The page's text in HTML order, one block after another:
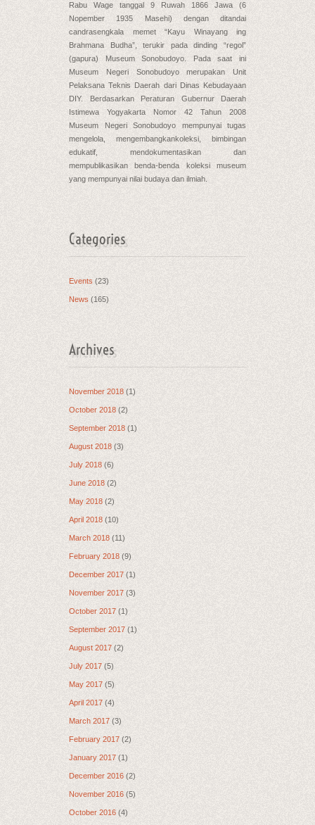
Rabu Wage tanggal 9 Ruwah 1866 Jawa (6
Nopember 1935 Masehi) dengan ditandai
candrasengkala memet “Kayu Winayang ing
Brahmana Budha”, terukir pada dinding “regol”
(gapura) Museum Sonobudoyo. Pada saat ini
Museum Negeri Sonobudoyo merupakan Unit
Pelaksana Teknis Daerah dari Dinas Kebudayaan
DIY. Berdasarkan Peraturan Gubernur Daerah
Istimewa Yogyakarta Nomor 42 Tahun 2008
Museum Negeri Sonobudoyo mempunyai tugas
mengelola, mengembangkankoleksi, bimbingan
edukatif, mendokumentasikan dan
mempublikasikan benda-benda koleksi museum
yang mempunyai nilai budaya dan ilmiah.
Categories
Events (23)
News (165)
Archives
November 2018 (1)
October 2018 (2)
September 2018 (1)
August 2018 (3)
July 2018 (6)
June 2018 (2)
May 2018 (2)
April 2018 (10)
March 2018 (11)
February 2018 (9)
December 2017 (1)
November 2017 (3)
October 2017 (1)
September 2017 (1)
August 2017 (2)
July 2017 (5)
May 2017 (5)
April 2017 (4)
March 2017 (3)
February 2017 (2)
January 2017 (1)
December 2016 (2)
November 2016 (5)
October 2016 (4)